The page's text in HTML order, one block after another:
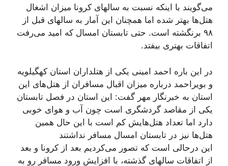
می‌گویند با اینکه نسبت به سالهای کرونا میزان اشغال
هتل‌ها بهتر شده اما همچنان این آمار به سالهای قبل از
۹۸ برنگشته است. حتی تابستان امسال که امید می‌رفت
اتفاقات بهتری بیفتد.
در این باره احمد امینی یکی از هتلداران استان کهگیلویه
و بویراحمد درباره میزان اقبال مسافران از هتل‌های این
استان به خبرنگار مهر گفت: این استان در فصل تابستان
یکی از مقاصد گردشگری است چون آب و هوای خوبی
دارد اما تعداد هتل‌هایش کم است با این حال همین
هتل‌ها نیز در تابستان امسال مسافر نداشتند
این درحالی است که تصور می‌کردیم بعد از کرونا و بعد
از اتفاقات سالهای گذشته، با افزایش ورود مسافر رو به